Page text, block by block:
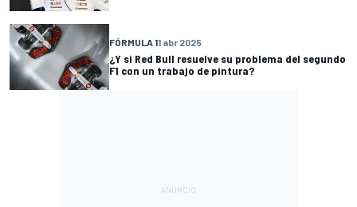
FÓRMULA 11 abr 2025
¿Y si Red Bull resuelve su problema del segundo
F1 con un trabajo de pintura?